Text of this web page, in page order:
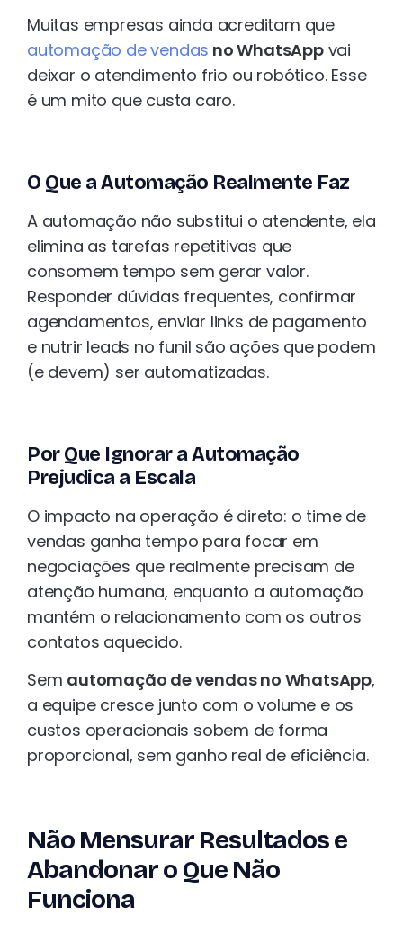
Muitas empresas ainda acreditam que
automação de vendas no WhatsAppvai
deixar o atendimento frio ou robótico. Esse
é um mito que custa caro.
O Que a Automação Realmente Faz
A automação não substitui o atendente, ela
elimina as tarefas repetitivas que
consomem tempo sem gerar valor.
Responder dúvidas frequentes, confirmar
agendamentos, enviar links de pagamento
e nutrir leads no funil são ações que podem
(e devem) ser automatizadas.
Por Que Ignorar a Automação
Prejudica a Escala
O impacto na operação é direto: o time de
vendas ganha tempo para focar em
negociações que realmente precisam de
atenção humana, enquanto a automação
mantém o relacionamento com os outros
contatos aquecido.
Sem automação de vendas no WhatsApp,
a equipe cresce junto com o volume e os
custos operacionais sobem de forma
proporcional, sem ganho real de eficiência.
Não Mensurar Resultados e
Abandonar o Que Não
Funciona